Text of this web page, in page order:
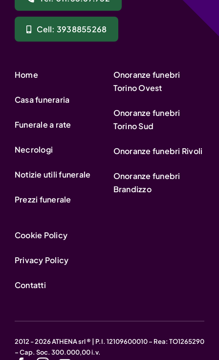
Cell: 3938855268
Home
Casa funeraria
Funerale a rate
Necrologi
Notizie utili funerale
Prezzi funerale
Onoranze funebri
Torino Ovest
Onoranze funebri
Torino Sud
Onoranze funebri Rivoli
Onoranze funebri
Brandizzo
Cookie Policy
Privacy Policy
Contatti
2012 - 2026 ATHENA srl ® | P.I. 12109600010 – Rea: TO1265290
– Cap. Soc. 300.000,00 i.v.